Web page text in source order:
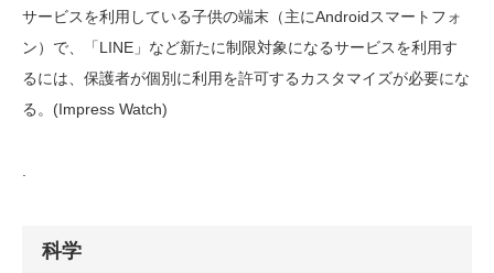
サービスを利用している子供の端末（主にAndroidスマートフォ
ン）で、「LINE」など新たに制限対象になるサービスを利用す
るには、保護者が個別に利用を許可するカスタマイズが必要にな
る。(Impress Watch)
科学